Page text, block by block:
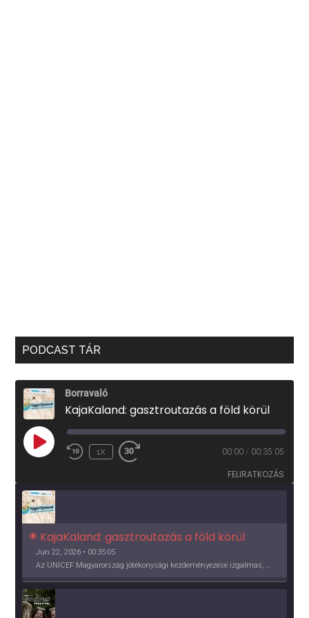
PODCAST TÁR
Borravaló
KajaKaland: gasztroutazás a föld körül
PLAY
EPISODE
1X 00:00 / 00:35:05
FELIRATKOZÁS
KajaKaland: gasztroutazás a föld körül
Jun 22, 2026 • 00:35:05
Az UNICEF Magyarország jótékonysági kezdeményezése izgalmas, egész éves világkörüli ízutazásra hív, igazi családi program és gasztroedukáció, illetve segítség a rászorulóknak is egyben.